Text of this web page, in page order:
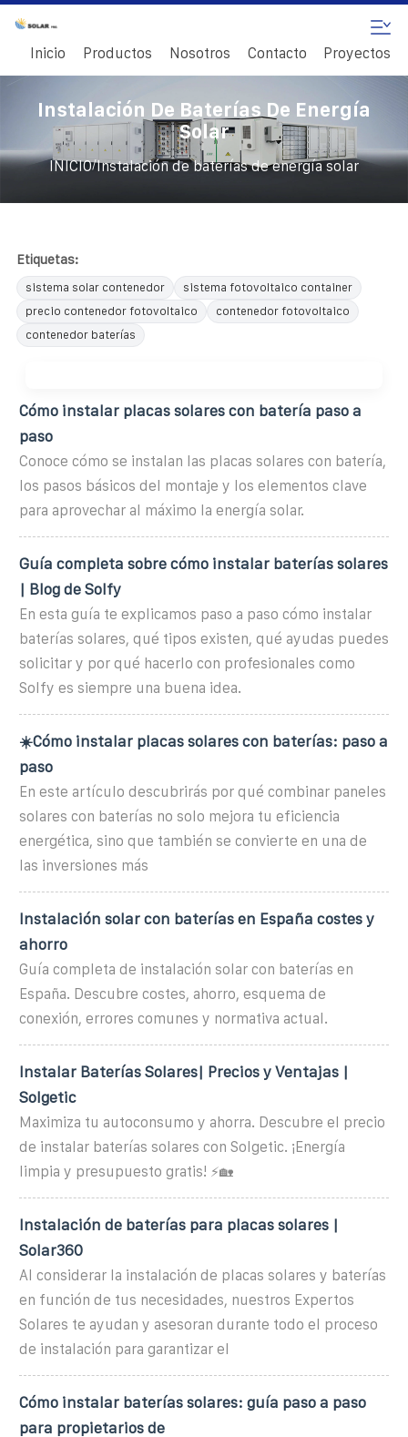
Inicio Productos Nosotros Contacto Proyectos
Instalación De Baterías De Energía
Solar
INICIO/Instalación de baterías de energía solar
Etiquetas:
sistema solar contenedor
sistema fotovoltaico container
precio contenedor fotovoltaico
contenedor fotovoltaico
contenedor baterías
Cómo instalar placas solares con batería paso a
paso
Conoce cómo se instalan las placas solares con batería,
los pasos básicos del montaje y los elementos clave
para aprovechar al máximo la energía solar.
Guía completa sobre cómo instalar baterías solares
| Blog de Solfy
En esta guía te explicamos paso a paso cómo instalar
baterías solares, qué tipos existen, qué ayudas puedes
solicitar y por qué hacerlo con profesionales como
Solfy es siempre una buena idea.
☀️Cómo instalar placas solares con baterías: paso a
paso
En este artículo descubrirás por qué combinar paneles
solares con baterías no solo mejora tu eficiencia
energética, sino que también se convierte en una de
las inversiones más
Instalación solar con baterías en España costes y
ahorro
Guía completa de instalación solar con baterías en
España. Descubre costes, ahorro, esquema de
conexión, errores comunes y normativa actual.
Instalar Baterías Solares| Precios y Ventajas |
Solgetic
Maximiza tu autoconsumo y ahorra. Descubre el precio
de instalar baterías solares con Solgetic. ¡Energía
limpia y presupuesto gratis! ⚡🏡
Instalación de baterías para placas solares |
Solar360
Al considerar la instalación de placas solares y baterías
en función de tus necesidades, nuestros Expertos
Solares te ayudan y asesoran durante todo el proceso
de instalación para garantizar el
Cómo instalar baterías solares: guía paso a paso
para propietarios de